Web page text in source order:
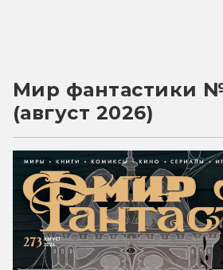
Мир фантастики
(август 2026)